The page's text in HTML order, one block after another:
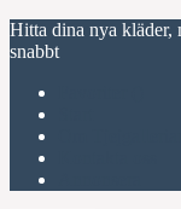
Hitta dina nya kläder,
snabbt